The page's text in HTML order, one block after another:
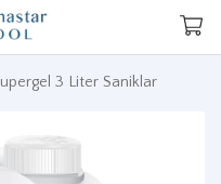
3 Liter Saniklar